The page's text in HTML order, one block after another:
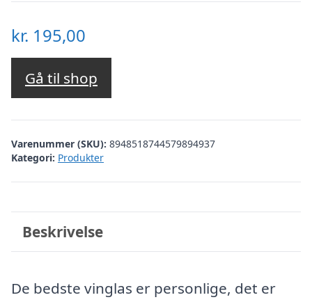
kr. 195,00
Gå til shop
Varenummer (SKU): 8948518744579894937
Kategori: Produkter
Beskrivelse
De bedste vinglas er personlige, det er